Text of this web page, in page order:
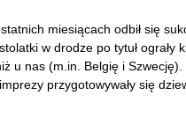
miesiącach odbił się
w drodze po tytuł
u nas (m.in. Belgię i
przygotowywały się